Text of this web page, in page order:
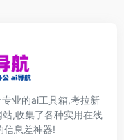
业的ai工具箱,考拉新
,收集了各种实用在线
信息差神器!